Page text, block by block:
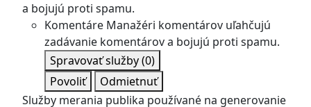
a bojujú proti spamu.
Komentáre Manažéri komentárov uľahčujú
zadávanie komentárov a bojujú proti spamu.
Spravovať služby(0)
Povoliť
Odmietnuť
Služby merania publika používané na generovanie